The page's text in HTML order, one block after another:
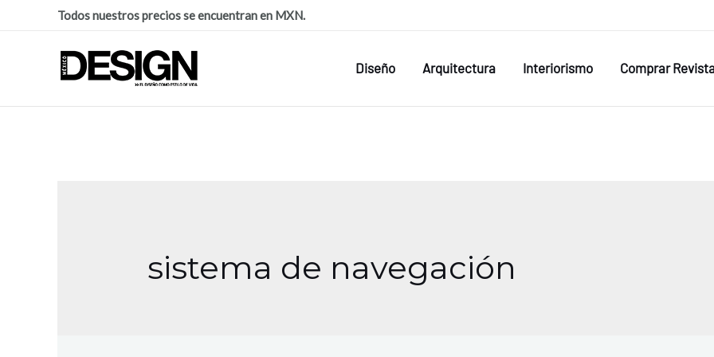
Todos nuestros precios se encuentran en MXN.
Diseño Arquitectura Interiorismo Comprar
sistema de navegación